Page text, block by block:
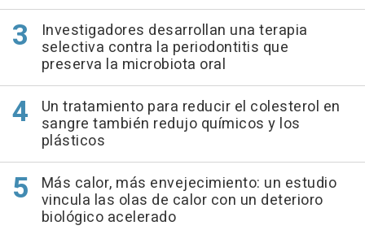
Investigadores desarrollan una terapia
selectiva contra la periodontitis que
preserva la microbiota oral
Un tratamiento para reducir el colesterol en
sangre también redujo químicos y los
plásticos
Más calor, más envejecimiento: un estudio
vincula las olas de calor con un deterioro
biológico acelerado